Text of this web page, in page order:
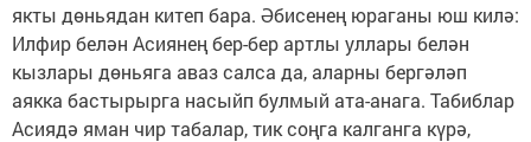
якты дөньядан китеп бара. Әбисенең юраганы юш килә:
Илфир белән Асиянең бер-бер артлы уллары белән
кызлары дөньяга аваз салса да, аларны бергәләп
аякка бастырырга насыйп булмый ата-анага. Табиблар
Асиядә яман чир табалар, тик соңга калганга күрә,